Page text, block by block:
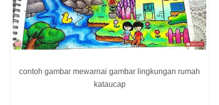
contoh gambar mewarnai gambar lingkungan rumah
kataucap